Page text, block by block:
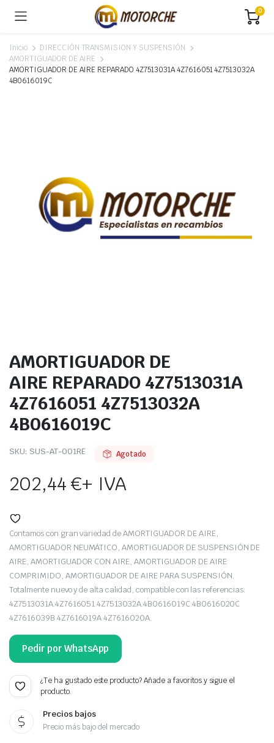
0
Inicio
DIRECCIÓN TRANSMISION Y SUSPENSIÓN
AMORTIGUADOR DE AIRE
AMORTIGUADOR DE AIRE REPARADO 4Z7513031A 4Z7616051 4Z7513032A
4B0616019C
AMORTIGUADOR DE
AIRE REPARADO 4Z7513031A
4Z7616051 4Z7513032A
4B0616019C
SKU: SUS-AT-001RE Agotado
202,44€+ IVA
Contamos con gran variedad de AMORTIGUADOR DE AIRE,
AMORTIGUADOR NEUMÁTICO, AMORTIGUADOR DE SUSPENSIÓN DE
AIRE, AMORTIGUADOR CON AIRE, AMORTIGUADOR DE AIRE
COMPRIMIDO, AMORTIGUADOR DE AIRE PARA SUSPENSIÓN.
Totalmente nuevo y de alta calidad, compatible con las referencias:
4Z7513031A 4Z7616051 4Z7513032A 4B0616019C 4B0616020C
4Z7616039B 4Z7616019A 4Z7616020A.
Pedir por WhatsApp
¿Te ha gustado este producto? Añade a favoritos y sigue el
producto.
Precios bajos
Precio más bajo del mercado